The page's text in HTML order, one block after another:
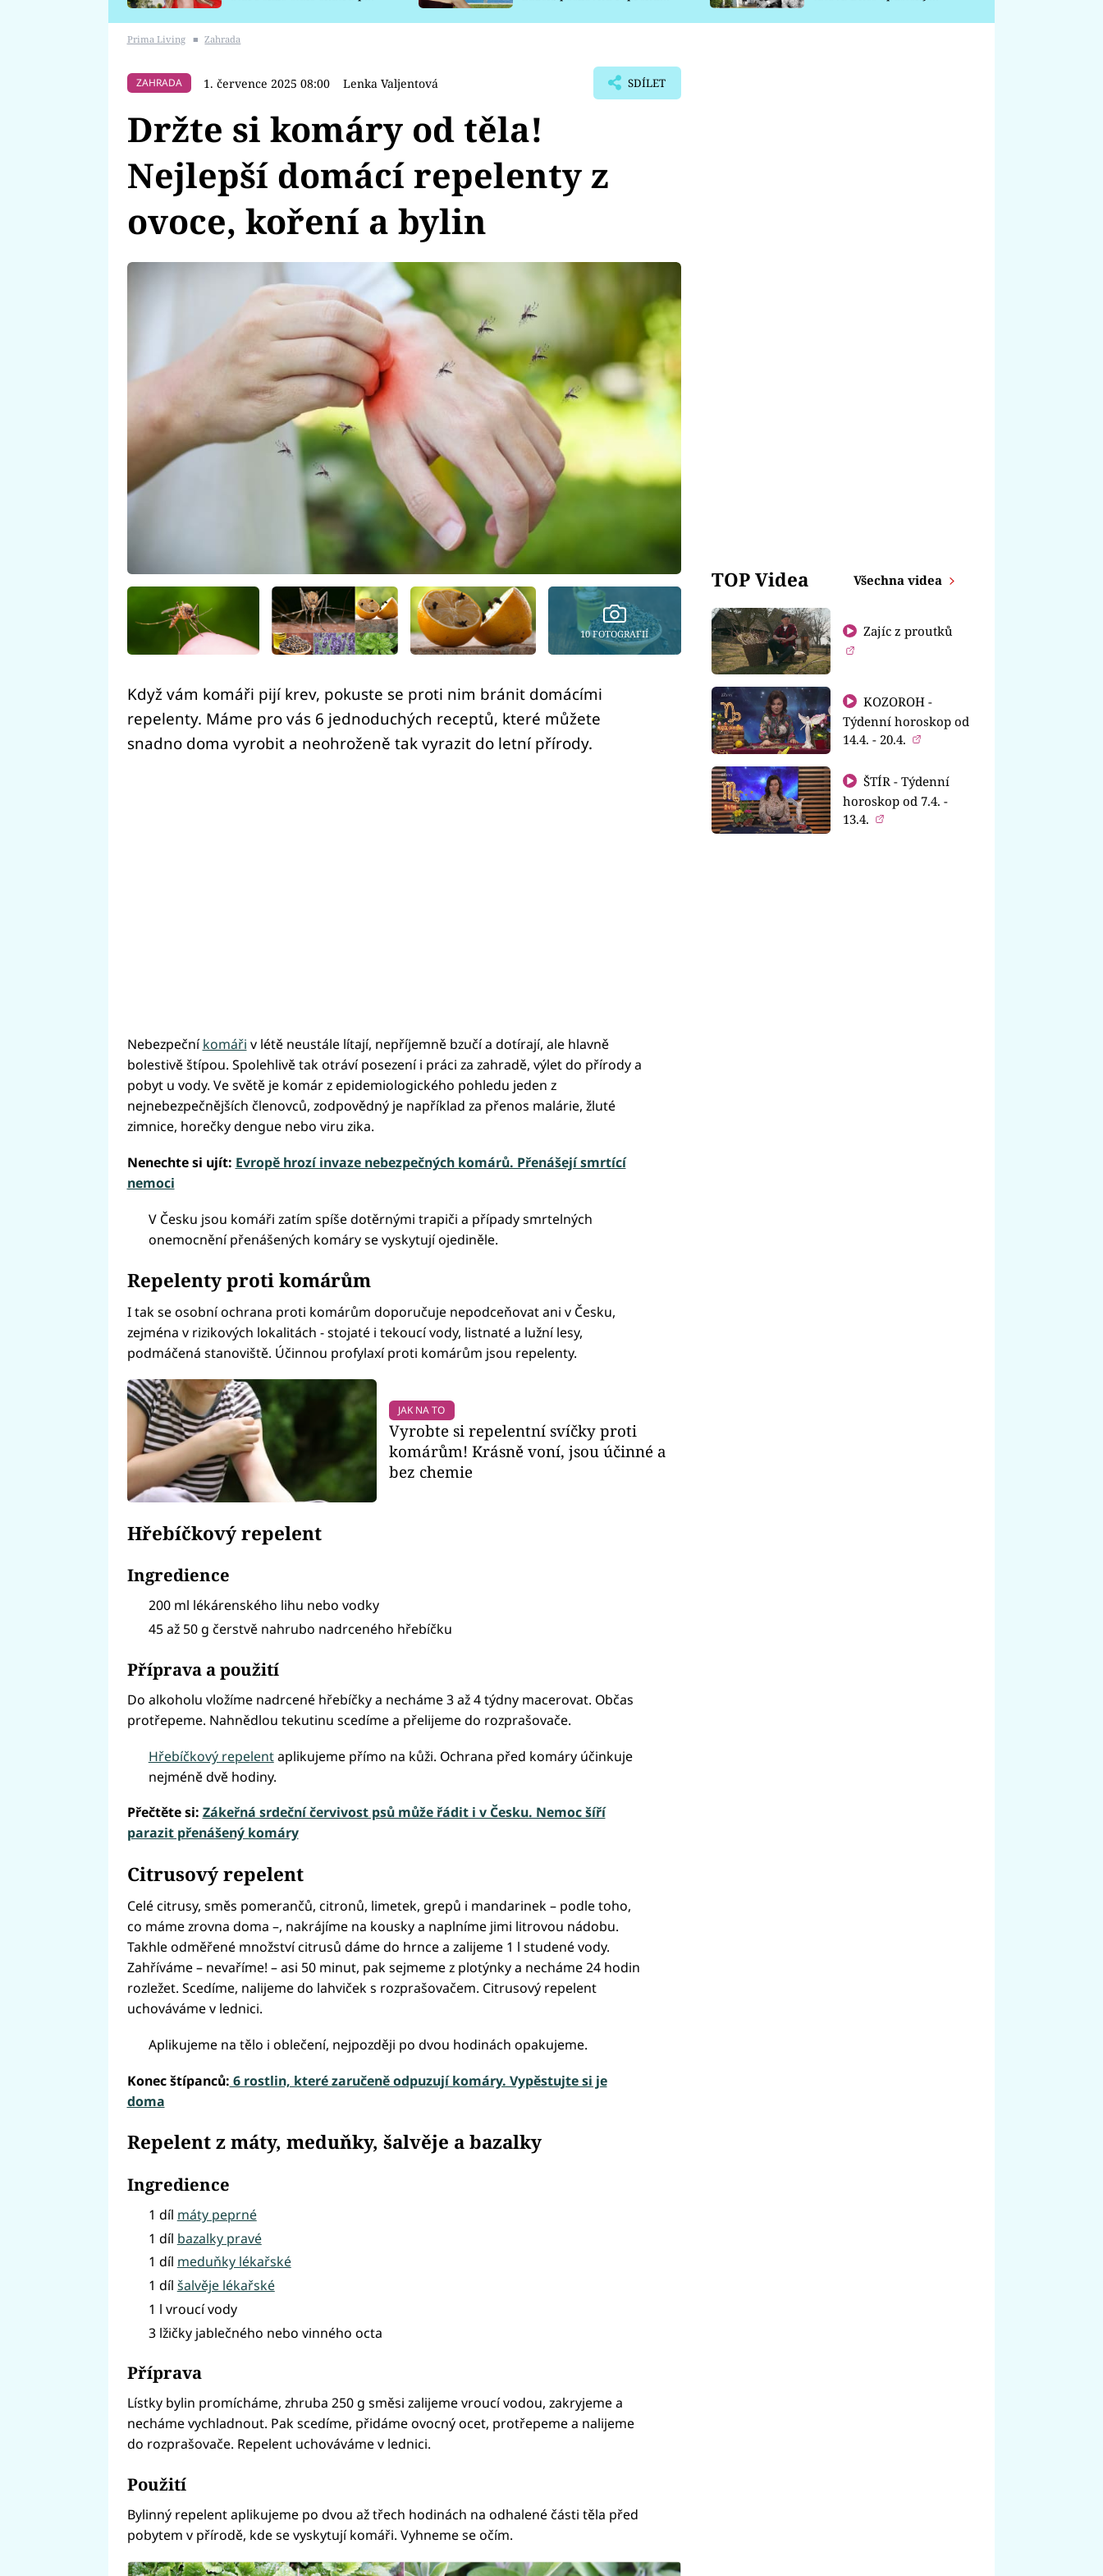
Prima Living ■ Zahrada
ZAHRADA 1. července 2025 08:00 Lenka Valjentová SDÍLET
Držte si komáry od těla!
Nejlepší domácí repelenty z
ovoce, koření a bylin
10 FOTOGRAFIÍ
Když vám komáři pijí krev, pokuste se proti nim bránit domácími
repelenty. Máme pro vás 6 jednoduchých receptů, které můžete
snadno doma vyrobit a neohroženě tak vyrazit do letní přírody.
Nebezpečníkomáři v létě neustále lítají, nepříjemně bzučí a dotírají, ale hlavně
bolestivě štípou. Spolehlivě tak otráví posezení i práci za zahradě, výlet do přírody a
pobyt u vody. Ve světě je komár z epidemiologického pohledu jeden z
nejnebezpečnějších členovců, zodpovědný je například za přenos malárie, žluté
zimnice, horečky dengue nebo viru zika.
Nenechte si ujít: Evropě hrozí invaze nebezpečných komárů. Přenášejí smrtící
nemoci
V Česku jsou komáři zatím spíše dotěrnými trapiči a případy smrtelných
onemocnění přenášených komáry se vyskytují ojediněle.
Repelenty proti komárům
I tak se osobní ochrana proti komárům doporučuje nepodceňovat ani v Česku,
zejména v rizikových lokalitách - stojaté i tekoucí vody, listnaté a lužní lesy,
podmáčená stanoviště. Účinnou profylaxí proti komárům jsou repelenty.
JAK NA TO
Vyrobte si repelentní svíčky proti
komárům! Krásně voní, jsou účinné a
bez chemie
Hřebíčkový repelent
Ingredience
200 ml lékárenského lihu nebo vodky
45 až 50 g čerstvě nahrubo nadrceného hřebíčku
Příprava a použití
Do alkoholu vložíme nadrcené hřebíčky a necháme 3 až 4 týdny macerovat. Občas
protřepeme. Nahnědlou tekutinu scedíme a přelijeme do rozprašovače.
Hřebíčkový repelentaplikujeme přímo na kůži. Ochrana před komáry účinkuje
nejméně dvě hodiny.
Přečtěte si: Zákeřná srdeční červivost psů může řádit i v Česku. Nemoc šíří
parazit přenášený komáry
Citrusový repelent
Celé citrusy, směs pomerančů, citronů, limetek, grepů i mandarinek – podle toho,
co máme zrovna doma –, nakrájíme na kousky a naplníme jimi litrovou nádobu.
Takhle odměřené množství citrusů dáme do hrnce a zalijeme 1 l studené vody.
Zahříváme – nevaříme! – asi 50 minut, pak sejmeme z plotýnky a necháme 24 hodin
rozležet. Scedíme, nalijeme do lahviček s rozprašovačem. Citrusový repelent
uchováváme v lednici.
Aplikujeme na tělo i oblečení, nejpozději po dvou hodinách opakujeme.
Konec štípanců: 6 rostlin, které zaručeně odpuzují komáry. Vypěstujte si je
doma
Repelent z máty, meduňky, šalvěje a bazalky
Ingredience
1 díl máty peprné
1 díl bazalky pravé
1 díl meduňky lékařské
1 díl šalvěje lékařské
1 l vroucí vody
3 lžičky jablečného nebo vinného octa
Příprava
Lístky bylin promícháme, zhruba 250 g směsi zalijeme vroucí vodou, zakryjeme a
necháme vychladnout. Pak scedíme, přidáme ovocný ocet, protřepeme a nalijeme
do rozprašovače. Repelent uchováváme v lednici.
Použití
Bylinný repelent aplikujeme po dvou až třech hodinách na odhalené části těla před
pobytem v přírodě, kde se vyskytují komáři. Vyhneme se očím.
TOP Videa Všechna videa
Zajíc z proutků
KOZOROH -
Týdenní horoskop od
14.4. - 20.4.
ŠTÍR - Týdenní
horoskop od 7.4. -
13.4.